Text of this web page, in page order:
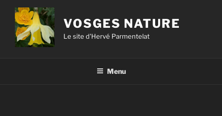
VOSGES NATURE
Le site d'Hervé Parmentelat
Menu